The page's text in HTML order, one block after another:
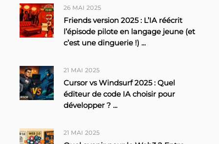
26 MAI 2025
Friends version 2025 : L’IA réécrit
l’épisode pilote en langage jeune (et
c’est une dinguerie !) ...
21 MAI 2025
Cursor vs Windsurf 2025 : Quel
éditeur de code IA choisir pour
développer ? ...
21 MAI 2025